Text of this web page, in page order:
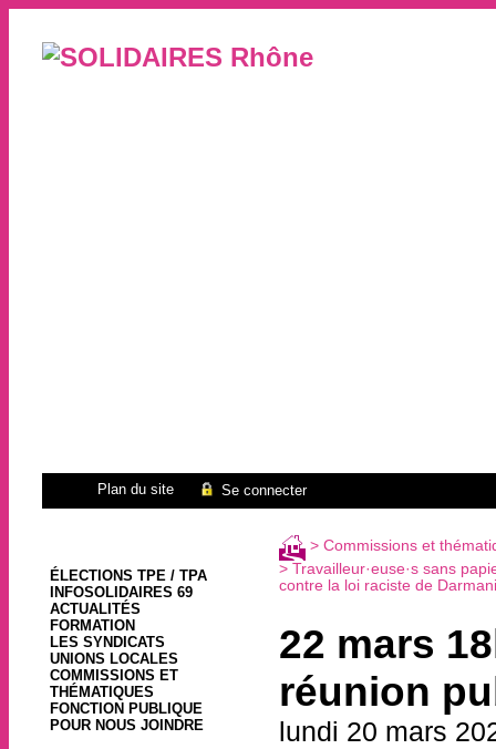
Plan du site Se connecter
ÉLECTIONS TPE / TPA
INFOSOLIDAIRES 69
ACTUALITÉS
FORMATION
LES SYNDICATS
UNIONS LOCALES
COMMISSIONS ET
THÉMATIQUES
FONCTION PUBLIQUE
POUR NOUS JOINDRE
> Commissions et
> Travailleur·euse·s sans
contre la loi raciste de
22 mars
réunion
lundi 20 mars